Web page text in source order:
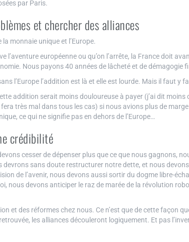
par Paris.
et chercher des alliances
monnaie unique et l’Europe.
l’aventure européenne ou qu’on l’arrête, la France doit
Nous payons 40 années de lâcheté et de démagogie
l’Europe l’addition est là et elle est lourde. Mais il faut y
addition serait moins douloureuse à payer (j’ai dit moins
fera très mal dans tous les cas) si nous avions plus de
ce qui ne signifie pas en dehors de l’Europe…
crédibilité
cesser de dépenser plus que ce que nous gagnons,
devrons sans doute restructurer notre dette, et nous
de l’avenir, nous devons aussi sortir du dogme libre-
nous devons anticiper le raz de marée de la révolution
et des réformes chez nous. Ce n’est que de cette façon
les alliances découleront logiquement. Et pas